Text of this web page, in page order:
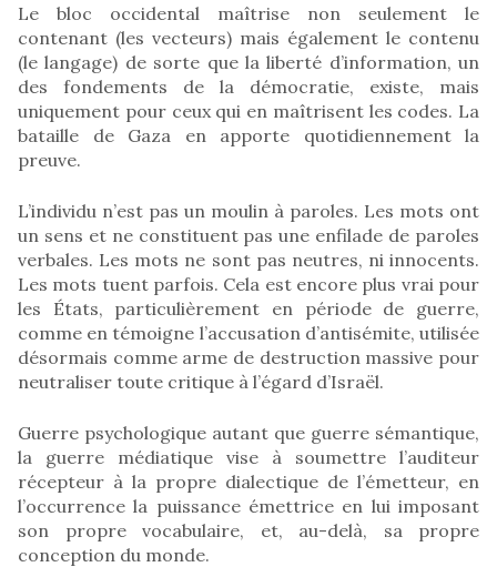
Le bloc occidental maîtrise non seulement le
contenant (les vecteurs) mais également le contenu
(le langage) de sorte que la liberté d’information, un
des fondements de la démocratie, existe, mais
uniquement pour ceux qui en maîtrisent les codes. La
bataille de Gaza en apporte quotidiennement la
preuve.
L’individu n’est pas un moulin à paroles. Les mots ont
un sens et ne constituent pas une enfilade de paroles
verbales. Les mots ne sont pas neutres, ni innocents.
Les mots tuent parfois. Cela est encore plus vrai pour
les États, particulièrement en période de guerre,
comme en témoigne l’accusation d’antisémite, utilisée
désormais comme arme de destruction massive pour
neutraliser toute critique à l’égard d’Israël.
Guerre psychologique autant que guerre sémantique,
la guerre médiatique vise à soumettre l’auditeur
récepteur à la propre dialectique de l’émetteur, en
l’occurrence la puissance émettrice en lui imposant
son propre vocabulaire, et, au-delà, sa propre
conception du monde.